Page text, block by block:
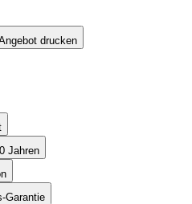
drucken
Jahren
Garantie